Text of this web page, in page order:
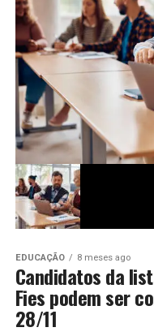
EDUCAÇÃO 8 meses ago
Candidatos da
Fies podem ser
28/11